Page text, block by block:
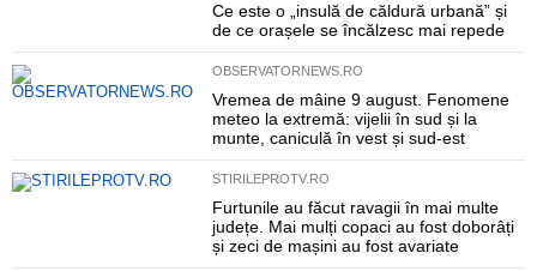
Ce este o „insulă de căldură urbană” și
de ce orașele se încălzesc mai repede
OBSERVATORNEWS.RO
Vremea de mâine 9 august. Fenomene
meteo la extremă: vijelii în sud și la
munte, caniculă în vest și sud-est
STIRILEPROTV.RO
Furtunile au făcut ravagii în mai multe
județe. Mai mulți copaci au fost doborâți
și zeci de mașini au fost avariate